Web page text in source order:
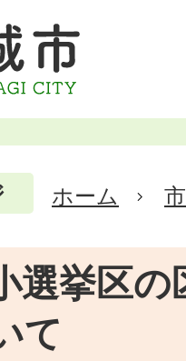
ホーム
選挙区の
て